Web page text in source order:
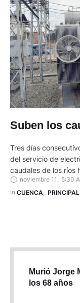
Suben los
Tres días
del servicio de
caudales de los ríos
la producción
debido al estiaje,
noviembre 11 , 5:30
In CUENCA PRINCIPAL
Murió Jorge
los 68 años